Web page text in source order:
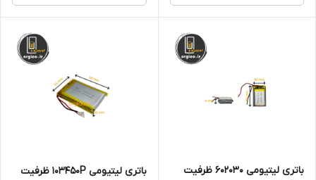
باتری لیتیومی 602030 ظرفیت
باتری لیتیومی 103450P ظرفیت